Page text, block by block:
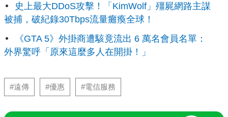
史上最大DDoS攻擊！「KimWolf」殭屍網路主謀
被捕，破紀錄30Tbps流量癱瘓全球！
《GTA 5》外掛商遭駭竟流出 6 萬名會員名單：
外界驚呼「原來這麼多人在開掛！」
#遠傳 #優惠 #電信服務